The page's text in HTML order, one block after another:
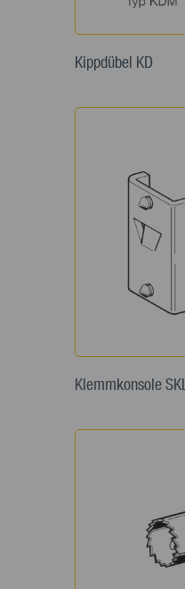
Kippdübel KD
Klemmkonsole SKL